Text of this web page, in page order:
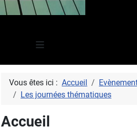
≡
Vous êtes ici : Accueil
Les journées thématiques
Accueil